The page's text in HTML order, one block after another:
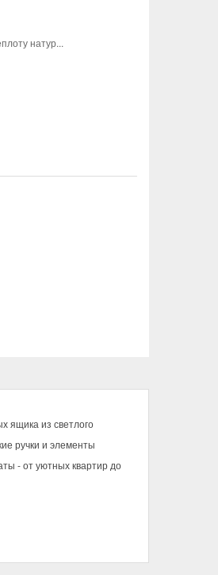
натур...
ящика из светлого
ручки и элементы
- от уютных квартир до